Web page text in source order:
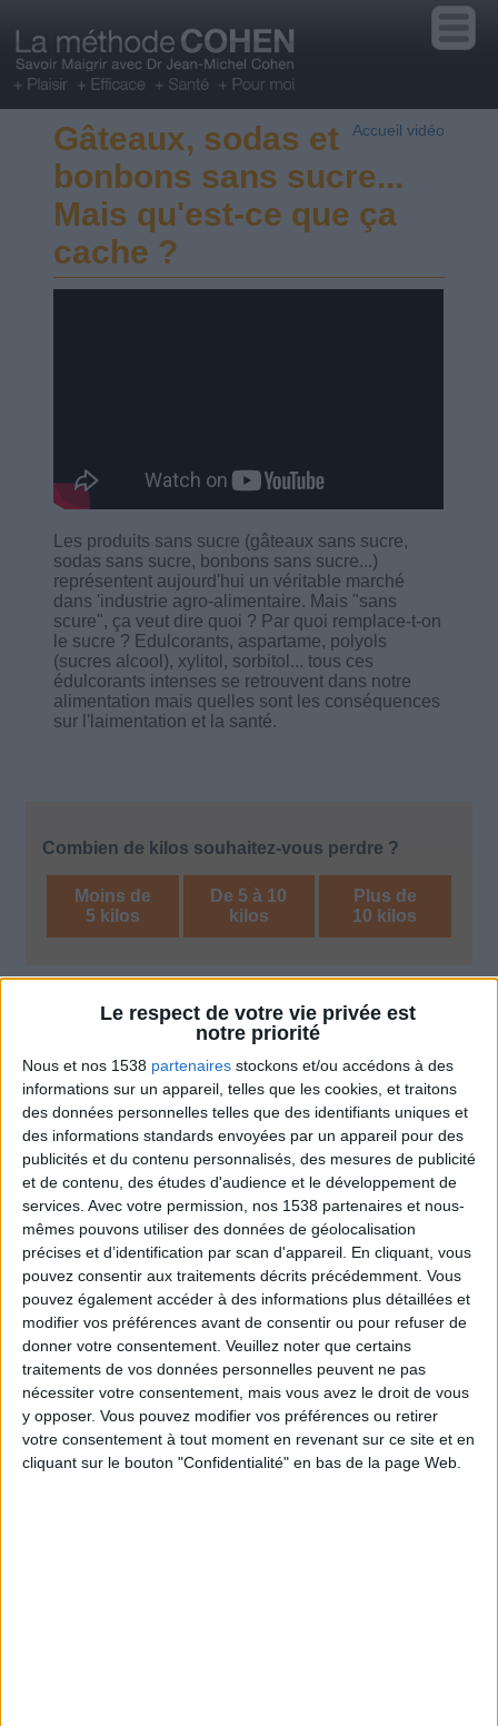
Le respect de votre vie privée est
notre priorité
Nous et nos 1538 partenaires stockons et/ou accédons à des
informations sur un appareil, telles que les cookies, et traitons
des données personnelles telles que des identifiants uniques et
des informations standards envoyées par un appareil pour des
publicités et du contenu personnalisés, des mesures de publicité
et de contenu, des études d'audience et le développement de
services. Avec votre permission, nos 1538 partenaires et nous-
mêmes pouvons utiliser des données de géolocalisation
précises et d’identification par scan d'appareil. En cliquant, vous
pouvez consentir aux traitements décrits précédemment. Vous
pouvez également accéder à des informations plus détaillées et
modifier vos préférences avant de consentir ou pour refuser de
donner votre consentement. Veuillez noter que certains
traitements de vos données personnelles peuvent ne pas
nécessiter votre consentement, mais vous avez le droit de vous
y opposer. Vous pouvez modifier vos préférences ou retirer
votre consentement à tout moment en revenant sur ce site et en
cliquant sur le bouton "Confidentialité" en bas de la page Web.
Accueil vidéo
Gâteaux, sodas et
bonbons sans sucre...
Mais qu'est-ce que ça
cache ?
Les produits sans sucre (gâteaux sans sucre,
sodas sans sucre, bonbons sans sucre...)
représentent aujourd'hui un véritable marché
dans 'industrie agro-alimentaire. Mais "sans
scure", ça veut dire quoi ? Par quoi remplace-t-on
le sucre ? Edulcorants, aspartame, polyols
(sucres alcool), xylitol, sorbitol... tous ces
édulcorants intenses se retrouvent dans notre
alimentation mais quelles sont les conséquences
sur l'laimentation et la santé.
Combien de kilos souhaitez-vous perdre ?
Moins de
5 kilos
De 5 à 10
kilos
Plus de
10 kilos
Le Grain de Sel Voir tout
Je teste la MEILLEURE PIZZA du MONDE !